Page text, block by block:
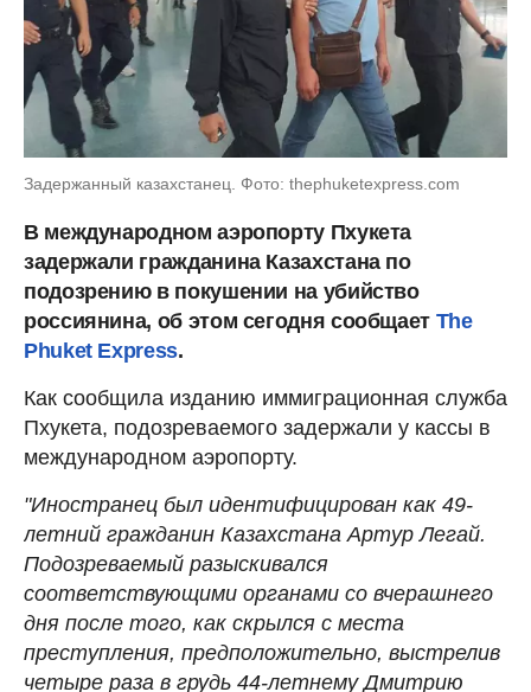
Задержанный казахстанец. Фото: thephuketexpress.com
В международном аэропорту Пхукета
задержали гражданина Казахстана по
подозрению в покушении на убийство
россиянина, об этом сегодня сообщает The
Phuket Express.
Как сообщила изданию иммиграционная служба
Пхукета, подозреваемого задержали у кассы в
международном аэропорту.
"Иностранец был идентифицирован как 49-
летний гражданин Казахстана Артур Легай.
Подозреваемый разыскивался
соответствующими органами со вчерашнего
дня после того, как скрылся с места
преступления, предположительно, выстрелив
четыре раза в грудь 44-летнему Дмитрию